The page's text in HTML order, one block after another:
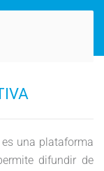
una plataforma
difundir de